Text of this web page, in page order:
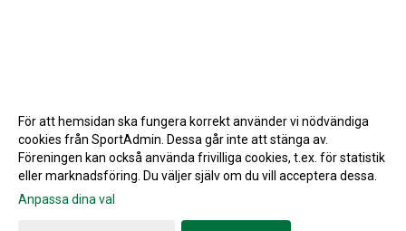
Gå till Webbversion
För att hemsidan ska fungera korrekt använder vi nödvändiga
cookies från SportAdmin. Dessa går inte att stänga av.
Föreningen kan också använda frivilliga cookies, t.ex. för statistik
eller marknadsföring. Du väljer själv om du vill acceptera dessa.
Anpassa dina val